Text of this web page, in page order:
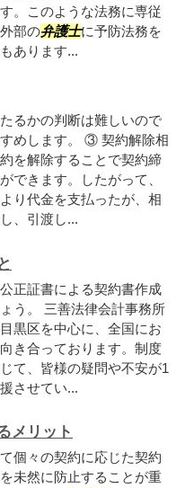
。このような法務に専従
部の弁護士に予防法務を
あります...
るかの判断は難しいので
めします。 ③ 契約解除相
を解除することで契約締
できます。したがって、
り代金を支払ったが、相
、引渡し...
正証書による契約書作成
う。 三善法律会計事務所
黒区を中心に、全国にお
き合っております。制度
て、皆様の疑問や不安が1
させてい...
メリット
個々の契約に応じた契約
未然に防止することが重